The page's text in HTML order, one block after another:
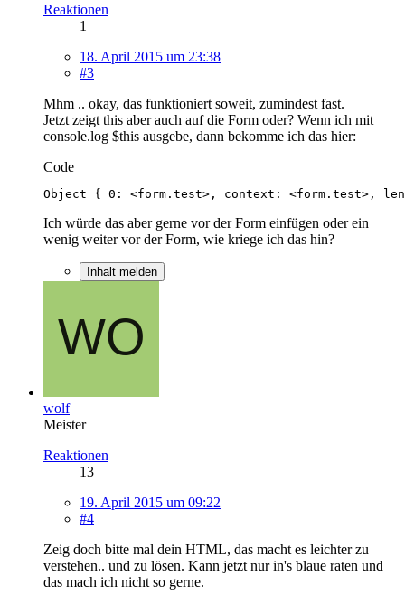
Reaktionen
1
18. April 2015 um 23:38
#3
Mhm .. okay, das funktioniert soweit, zumindest fast.
Jetzt zeigt this aber auch auf die Form oder? Wenn ich mit
console.log $this ausgebe, dann bekomme ich das hier:
Code
Object { 0: <form.test>, context: <form.test>,
Ich würde das aber gerne vor der Form einfügen oder ein
wenig weiter vor der Form, wie kriege ich das hin?
Inhalt melden
wolf
Meister
Reaktionen
13
19. April 2015 um 09:22
#4
Zeig doch bitte mal dein HTML, das macht es leichter zu
verstehen.. und zu lösen. Kann jetzt nur in's blaue raten und
das mach ich nicht so gerne.